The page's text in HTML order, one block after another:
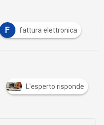
F fattura elettronica
L'esperto risponde